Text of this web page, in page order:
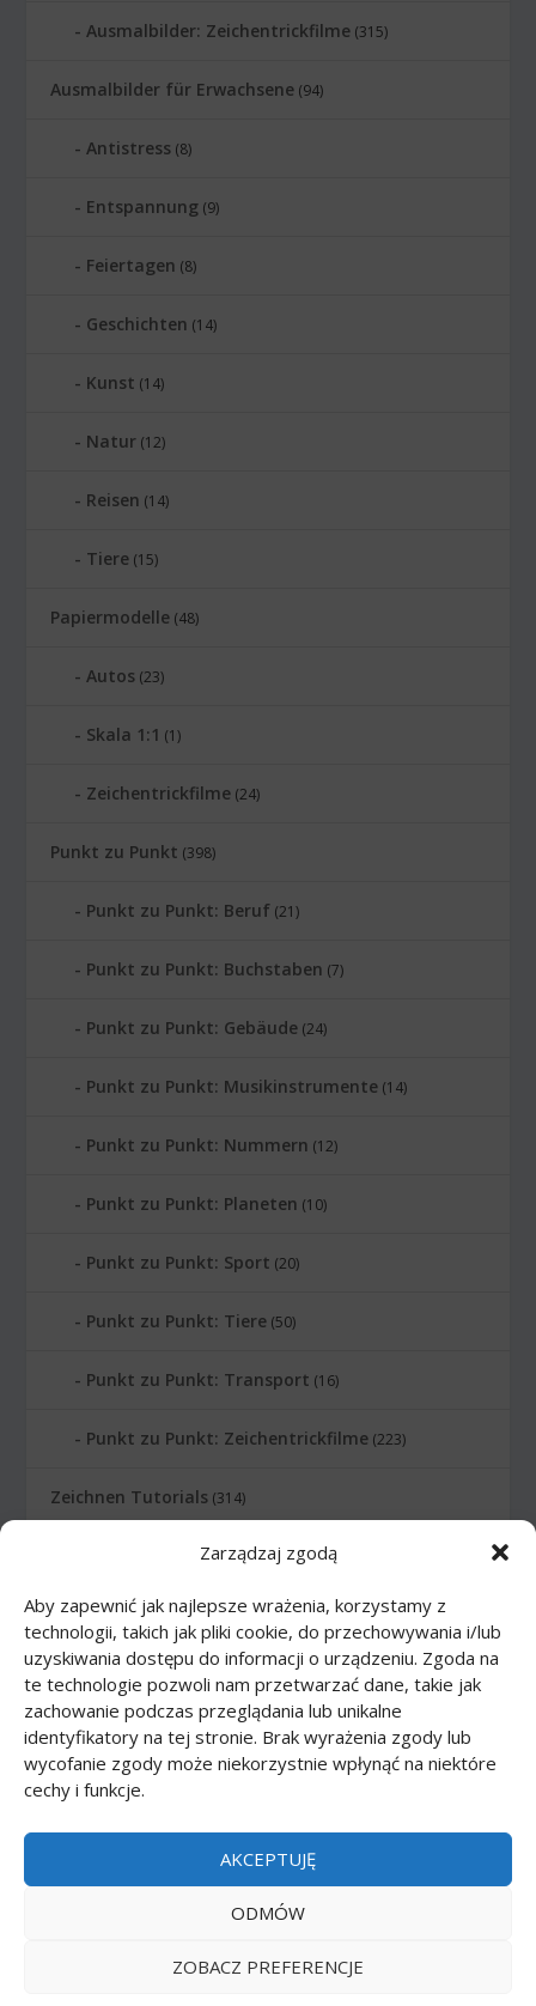
Zarządzaj zgodą
Aby zapewnić jak najlepsze wrażenia, korzystamy z
technologii, takich jak pliki cookie, do przechowywania i/lub
uzyskiwania dostępu do informacji o urządzeniu. Zgoda na
te technologie pozwoli nam przetwarzać dane, takie jak
zachowanie podczas przeglądania lub unikalne
identyfikatory na tej stronie. Brak wyrażenia zgody lub
wycofanie zgody może niekorzystnie wpłynąć na niektóre
cechy i funkcje.
AKCEPTUJĘ
ODMÓW
ZOBACZ PREFERENCJE
Ausmalbilder: Zeichentrickfilme (315)
Ausmalbilder für Erwachsene (94)
Antistress (8)
Entspannung (9)
Feiertagen (8)
Geschichten (14)
Kunst (14)
Natur (12)
Reisen (14)
Tiere (15)
Papiermodelle (48)
Autos (23)
Skala 1:1 (1)
Zeichentrickfilme (24)
Punkt zu Punkt (398)
Punkt zu Punkt: Beruf (21)
Punkt zu Punkt: Buchstaben (7)
Punkt zu Punkt: Gebäude (24)
Punkt zu Punkt: Musikinstrumente (14)
Punkt zu Punkt: Nummern (12)
Punkt zu Punkt: Planeten (10)
Punkt zu Punkt: Sport (20)
Punkt zu Punkt: Tiere (50)
Punkt zu Punkt: Transport (16)
Punkt zu Punkt: Zeichentrickfilme (223)
Zeichnen Tutorials (314)
Zeichnen Tutorials: Comics(46)
Zeichnen Tutorials: Körper(27)
Zeichnen Tutorials: Lebensmittel (10)
Zeichnen Tutorials: Tiere(83)
Zeichnen Tutorials: Transport
Zeichnen Tutorials: Waffe(12)
Zeichnen Tutorials: Zeichentrickfilme
Privacy policy PL|Privacy policy EN